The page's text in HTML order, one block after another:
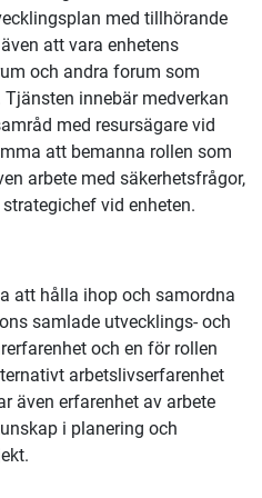
med tillhörande
att vara enhetens
och andra forum som
innebär medverkan
med resursägare vid
att bemanna rollen som
arbete med säkerhetsfrågor,
vid enheten.
att hålla ihop och samordna
samlade utvecklings- och
och en för rollen
arbetslivserfarenhet
även erfarenhet av arbete
i planering och